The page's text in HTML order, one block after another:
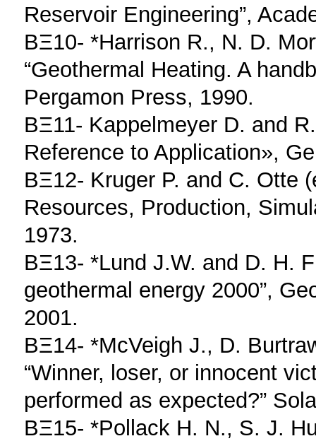
Reservoir Engineering”,
ΒΞ10- *Harrison R., N. D.
“Geothermal Heating. A
Pergamon Press, 1990.
ΒΞ11- Kappelmeyer D. and
Reference to Application»,
ΒΞ12- Kruger P. and C. Otte
Resources, Production,
1973.
ΒΞ13- *Lund J.W. and D. H.
geothermal energy 2000”,
2001.
ΒΞ14- *McVeigh J., D.
“Winner, loser, or innocent
performed as expected?”
ΒΞ15- *Pollack H. N., S. J.